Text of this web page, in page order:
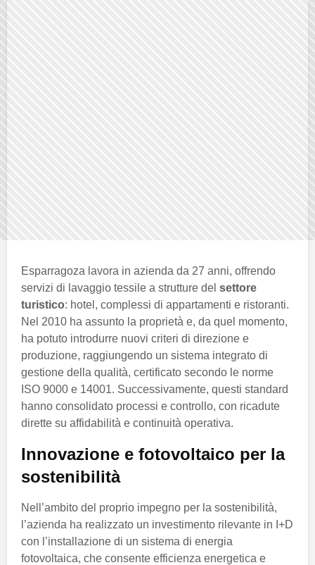
Esparragoza lavora in azienda da 27 anni, offrendo
servizi di lavaggio tessile a strutture del settore
turistico: hotel, complessi di appartamenti e ristoranti.
Nel 2010 ha assunto la proprietà e, da quel momento,
ha potuto introdurre nuovi criteri di direzione e
produzione, raggiungendo un sistema integrato di
gestione della qualità, certificato secondo le norme
ISO 9000 e 14001. Successivamente, questi standard
hanno consolidato processi e controllo, con ricadute
dirette su affidabilità e continuità operativa.
Innovazione e fotovoltaico per la
sostenibilità
Nell’ambito del proprio impegno per la sostenibilità,
l’azienda ha realizzato un investimento rilevante in I+D
con l’installazione di un sistema di energia
fotovoltaica, che consente efficienza energetica e